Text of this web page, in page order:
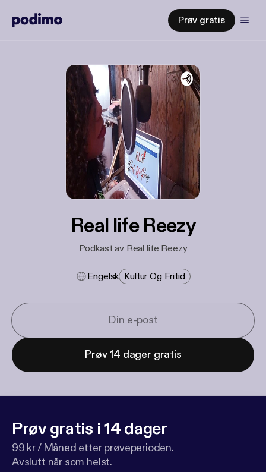
Prøv gratis
Real life Reezy
Podkast av Real life Reezy
Engelsk Kultur Og Fritid
Prøv 14 dager gratis
Prøv gratis i 14 dager
99 kr / Måned etter prøveperioden.
Avslutt når som helst.